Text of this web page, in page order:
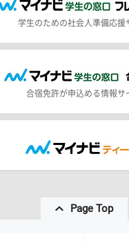
学生のための社会人準備応援
合宿免許が申込める情報サ
Page Top